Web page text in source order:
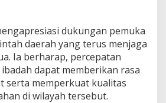
dukungan pemuka
daerah yang terus menjaga
Ia berharap, percepatan
dapat memberikan rasa
serta memperkuat kualitas
di wilayah tersebut.